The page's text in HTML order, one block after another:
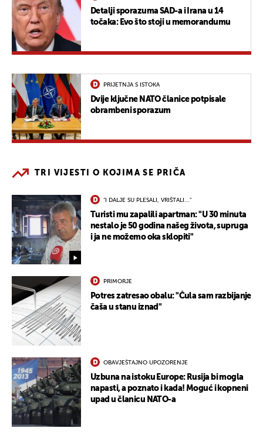
Detalji sporazuma SAD-a i Irana u 14
točaka: Evo što stoji u memorandumu
PRIJETNJA S ISTOKA
Dvije ključne NATO članice potpisale
obrambeni sporazum
TRI VIJESTI O KOJIMA SE PRIČA
"I DALJE SU PLESALI, VRIŠTALI..."
Turisti mu zapalili apartman: "U 30 minuta
nestalo je 50 godina našeg života, supruga
i ja ne možemo oka sklopiti"
PRIMORJE
Potres zatresao obalu: "Čula sam razbijanje
čaša u stanu iznad"
OBAVJEŠTAJNO UPOZORENJE
Uzbuna na istoku Europe: Rusija bi mogla
napasti, a poznato i kada! Moguć i kopneni
upad u članicu NATO-a